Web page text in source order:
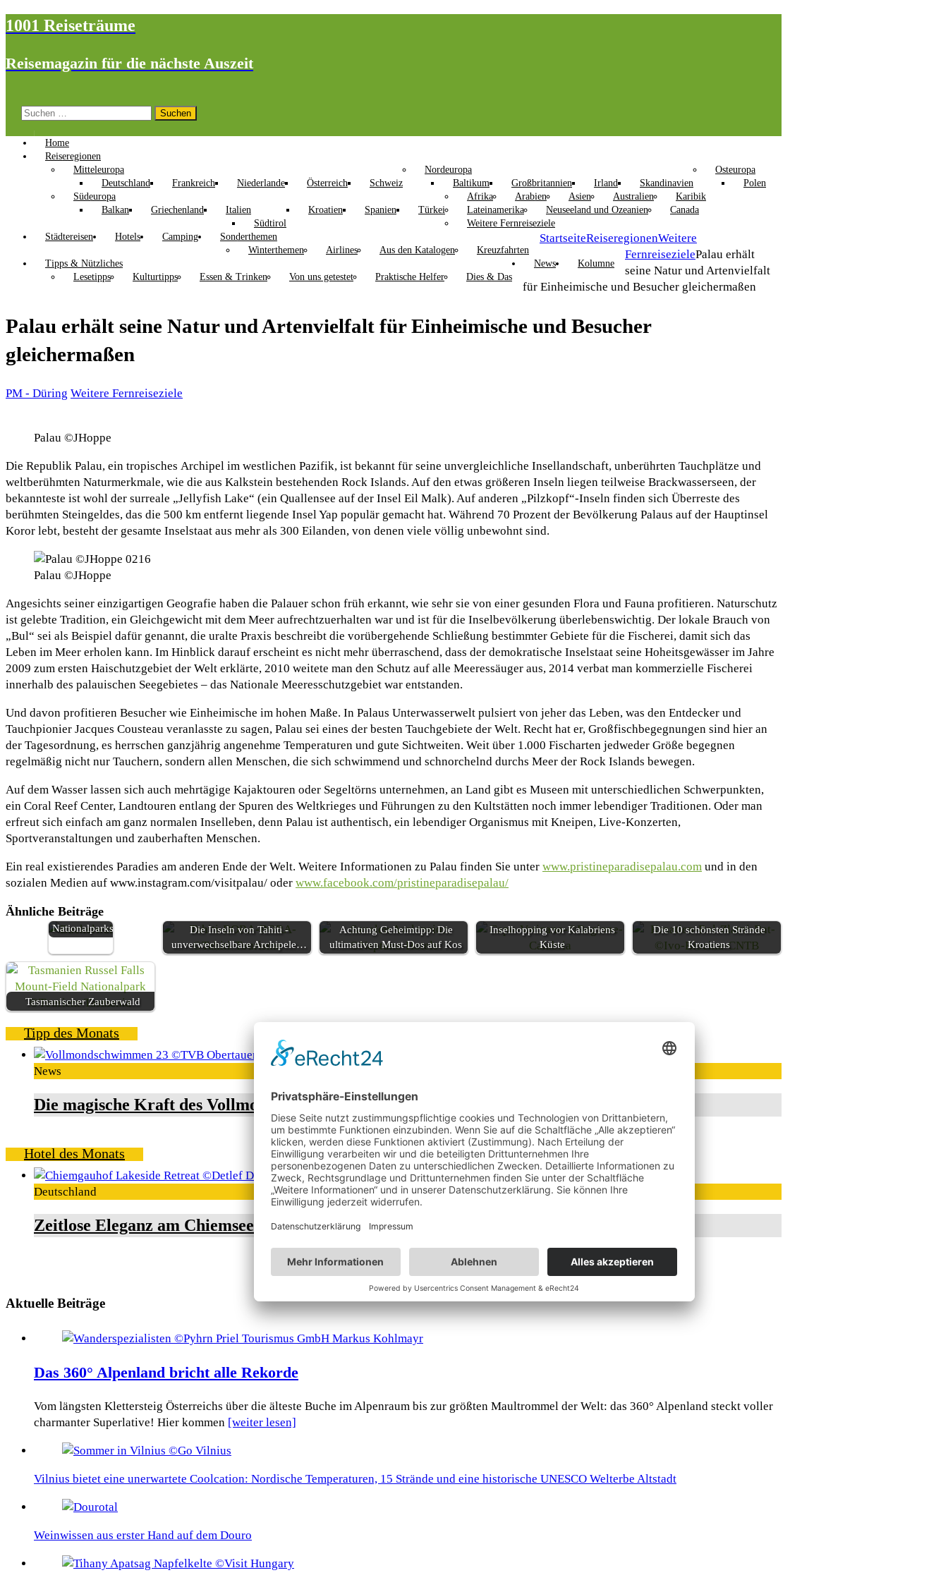
1001 Reiseträume
Reisemagazin für die nächste Auszeit
Suchen
Home
Reiseregionen
Mitteleuropa
Deutschland
Frankreich Niederlande Österreich Schweiz
Nordeuropa
Baltikum
Großbritannien Irland Skandinavien
Osteuropa
Polen
Südeuropa
Balkan
Griechenland
Italien
Südtirol
Kroatien Spanien Türkei
Afrika Arabien Asien Australien
Karibik
Lateinamerika
Neuseeland und Ozeanien
Canada
Weitere Fernreiseziele
Städtereisen
Hotels Camping
Sonderthemen
Winterthemen
Airlines Aus den Katalogen
Kreuzfahrten
Tipps & Nützliches
Lesetipps
Kulturtipps Essen & Trinken Von uns getestet Praktische Helfer Dies & Das
News Kolumne
StartseiteReiseregionenWeitere
FernreisezielePalau erhält
seine Natur und Artenvielfalt
für Einheimische und Besucher gleichermaßen
Palau erhält seine Natur und Artenvielfalt für Einheimische und Besucher
gleichermaßen
PM - Düring Weitere Fernreiseziele
Palau ©JHoppe
Die Republik Palau, ein tropisches Archipel im westlichen Pazifik, ist bekannt für seine unvergleichliche Insellandschaft, unberührten Tauchplätze und
weltberühmten Naturmerkmale, wie die aus Kalkstein bestehenden Rock Islands. Auf den etwas größeren Inseln liegen teilweise Brackwasserseen, der
bekannteste ist wohl der surreale „Jellyfish Lake“ (ein Quallensee auf der Insel Eil Malk). Auf anderen „Pilzkopf“-Inseln finden sich Überreste des
berühmten Steingeldes, das die 500 km entfernt liegende Insel Yap populär gemacht hat. Während 70 Prozent der Bevölkerung Palaus auf der Hauptinsel
Koror lebt, besteht der gesamte Inselstaat aus mehr als 300 Eilanden, von denen viele völlig unbewohnt sind.
Palau ©JHoppe
Angesichts seiner einzigartigen Geografie haben die Palauer schon früh erkannt, wie sehr sie von einer gesunden Flora und Fauna profitieren. Naturschutz
ist gelebte Tradition, ein Gleichgewicht mit dem Meer aufrechtzuerhalten war und ist für die Inselbevölkerung überlebenswichtig. Der lokale Brauch von
„Bul“ sei als Beispiel dafür genannt, die uralte Praxis beschreibt die vorübergehende Schließung bestimmter Gebiete für die Fischerei, damit sich das
Leben im Meer erholen kann. Im Hinblick darauf erscheint es nicht mehr überraschend, dass der demokratische Inselstaat seine Hoheitsgewässer im Jahre
2009 zum ersten Haischutzgebiet der Welt erklärte, 2010 weitete man den Schutz auf alle Meeressäuger aus, 2014 verbat man kommerzielle Fischerei
innerhalb des palauischen Seegebietes – das Nationale Meeresschutzgebiet war entstanden.
Und davon profitieren Besucher wie Einheimische im hohen Maße. In Palaus Unterwasserwelt pulsiert von jeher das Leben, was den Entdecker und
Tauchpionier Jacques Cousteau veranlasste zu sagen, Palau sei eines der besten Tauchgebiete der Welt. Recht hat er, Großfischbegegnungen sind hier an
der Tagesordnung, es herrschen ganzjährig angenehme Temperaturen und gute Sichtweiten. Weit über 1.000 Fischarten jedweder Größe begegnen
regelmäßig nicht nur Tauchern, sondern allen Menschen, die sich schwimmend und schnorchelnd durchs Meer der Rock Islands bewegen.
Auf dem Wasser lassen sich auch mehrtägige Kajaktouren oder Segeltörns unternehmen, an Land gibt es Museen mit unterschiedlichen Schwerpunkten,
ein Coral Reef Center, Landtouren entlang der Spuren des Weltkrieges und Führungen zu den Kultstätten noch immer lebendiger Traditionen. Oder man
erfreut sich einfach am ganz normalen Inselleben, denn Palau ist authentisch, ein lebendiger Organismus mit Kneipen, Live-Konzerten,
Sportveranstaltungen und zauberhaften Menschen.
Ein real existierendes Paradies am anderen Ende der Welt. Weitere Informationen zu Palau finden Sie unter www.pristineparadisepalau.com und in den
sozialen Medien auf www.instagram.com/visitpalau/ oder www.facebook.com/pristineparadisepalau/
Ähnliche Beiträge
Walbeobachtung
Meeres-
Nationalparks
Die Inseln von Tahiti -
unverwechselbare Archipele…
Achtung Geheimtipp: Die
ultimativen Must-Dos auf Kos
Inselhopping vor Kalabriens
Küste
Die 10 schönsten Strände
Kroatiens
Tasmanischer Zauberwald
Tipp des Monats
News
Die magische Kraft des Vollmondschwimmens im Bergsee
Hotel des Monats
Deutschland
Zeitlose Eleganz am Chiemsee
Aktuelle Beiträge
Das 360° Alpenland bricht alle Rekorde
Vom längsten Klettersteig Österreichs über die älteste Buche im Alpenraum bis zur größten Maultrommel der Welt: das 360° Alpenland steckt voller
charmanter Superlative! Hier kommen [weiter lesen]
Vilnius bietet eine unerwartete Coolcation: Nordische Temperaturen, 15 Strände und eine historische UNESCO Welterbe Altstadt
Weinwissen aus erster Hand auf dem Douro